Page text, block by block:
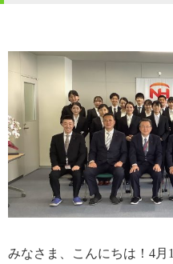
みなさま、こんにちは！4月